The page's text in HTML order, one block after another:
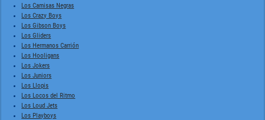
Los Camisas Negras
Los Crazy Boys
Los Gibson Boys
Los Gliders
Los Hermanos Carrión
Los Hooligans
Los Jokers
Los Juniors
Los Llopis
Los Locos del Ritmo
Los Loud Jets
Los Playboys